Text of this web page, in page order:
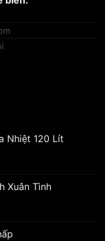
Nhiệt 120 Lít
Xuân Tình